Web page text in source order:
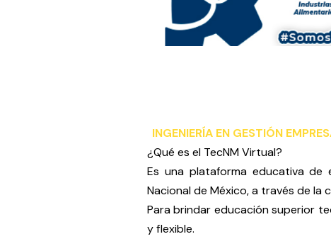
INGENIERÍA EN GESTIÓN
¿Qué es el TecNM Virtual?
Es una plataforma educativa
Nacional de México, a través de la
Para brindar educación superior
y flexible.